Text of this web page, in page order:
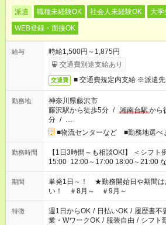
派遣 職種未経験OK 社会人未経験OK 大学
WEB登録・面接OK
給与
時給1,500円～1,875円
交通費別途支給あり
交通費 ■ 交通費規定内支給 ※派遣先
勤務地
神奈川県藤沢市
藤沢駅から徒歩5分 / 湘南台駅から
分 / …
■物流センターなど ■勤務地選べ
勤務時間
【1日3時間～も相談OK!】 ＜シフト例＞ 9:00～12:00 10:00～
15:00 12:00～17:00 18:00～21:00 など こちら以外の時
お気軽にご相談ください！
期間
単発1日～！ ★勤務開始日や期間は
い！ ＃8月～ ＃9月～
特徴 週1日からOK / 日払いOK / 履歴書不
業・WワークOK / 服装自由 / シフト